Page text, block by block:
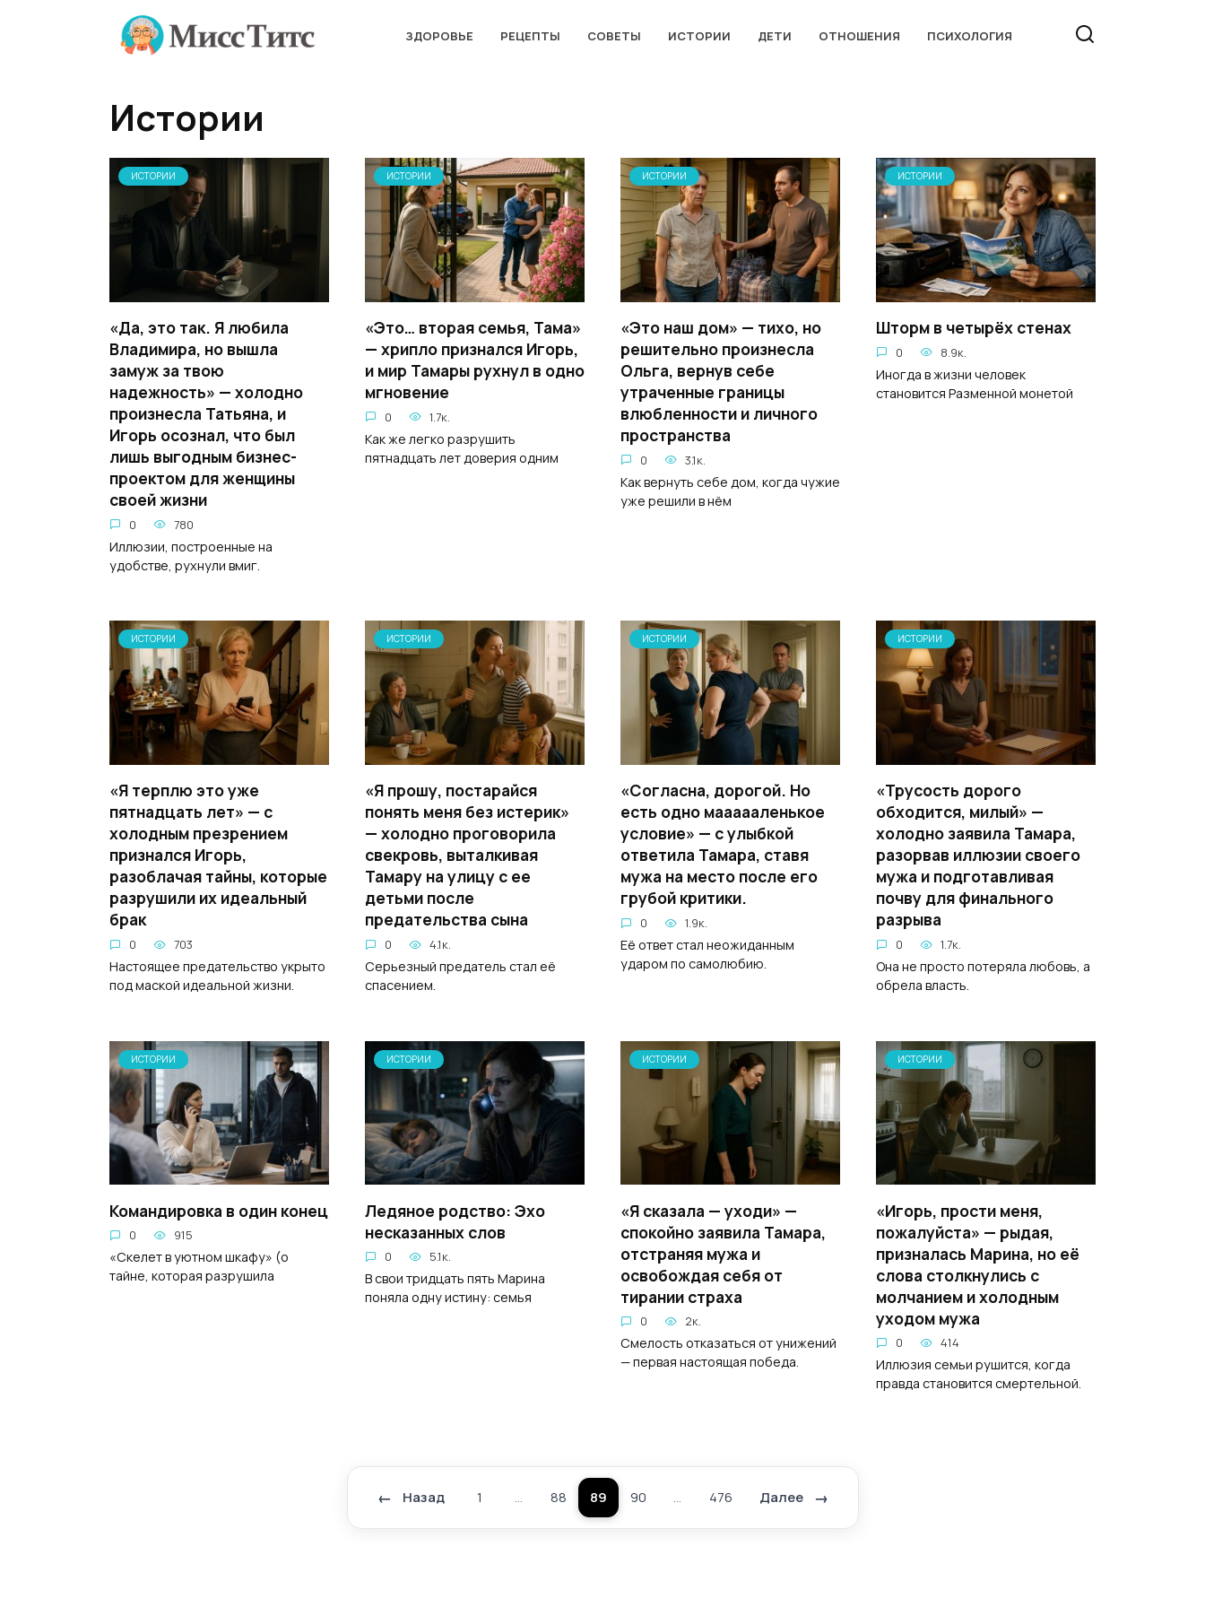
ЗДОРОВЬЕ РЕЦЕПТЫ СОВЕТЫ ИСТОРИИ ДЕТИ ОТНОШЕНИЯ ПСИХОЛОГИЯ
Истории
ИСТОРИИ
«Да, это так. Я любила
Владимира, но вышла
замуж за твою
надежность» — холодно
произнесла Татьяна, и
Игорь осознал, что был
лишь выгодным бизнес-
проектом для женщины
своей жизни
0 780
Иллюзии, построенные на
удобстве, рухнули вмиг.
ИСТОРИИ
«Это… вторая семья, Тама»
— хрипло признался Игорь,
и мир Тамары рухнул в одно
мгновение
0 1.7к.
Как же легко разрушить
пятнадцать лет доверия одним
ИСТОРИИ
«Это наш дом» — тихо, но
решительно произнесла
Ольга, вернув себе
утраченные границы
влюбленности и личного
пространства
0 3.1к.
Как вернуть себе дом, когда чужие
уже решили в нём
ИСТОРИИ
Шторм в четырёх стенах
0 8.9к.
Иногда в жизни человек
становится Разменной монетой
ИСТОРИИ
«Я терплю это уже
пятнадцать лет» — с
холодным презрением
признался Игорь,
разоблачая тайны, которые
разрушили их идеальный
брак
0 703
Настоящее предательство укрыто
под маской идеальной жизни.
ИСТОРИИ
«Я прошу, постарайся
понять меня без истерик»
— холодно проговорила
свекровь, выталкивая
Тамару на улицу с ее
детьми после
предательства сына
0 4.1к.
Серьезный предатель стал её
спасением.
ИСТОРИИ
«Согласна, дорогой. Но
есть одно маааааленькое
условие» — с улыбкой
ответила Тамара, ставя
мужа на место после его
грубой критики.
0 1.9к.
Её ответ стал неожиданным
ударом по самолюбию.
ИСТОРИИ
«Трусость дорого
обходится, милый» —
холодно заявила Тамара,
разорвав иллюзии своего
мужа и подготавливая
почву для финального
разрыва
0 1.7к.
Она не просто потеряла любовь, а
обрела власть.
ИСТОРИИ
Командировка в один конец
0 915
«Скелет в уютном шкафу» (о
тайне, которая разрушила
ИСТОРИИ
Ледяное родство: Эхо
несказанных слов
0 5.1к.
В свои тридцать пять Марина
поняла одну истину: семья
ИСТОРИИ
«Я сказала — уходи» —
спокойно заявила Тамара,
отстраняя мужа и
освобождая себя от
тирании страха
0 2к.
Смелость отказаться от унижений
— первая настоящая победа.
ИСТОРИИ
«Игорь, прости меня,
пожалуйста» — рыдая,
призналась Марина, но её
слова столкнулись с
молчанием и холодным
уходом мужа
0 414
Иллюзия семьи рушится, когда
правда становится смертельной.
Пагинация
записей
Назад 1 … 88 89 90 … 476 Далее